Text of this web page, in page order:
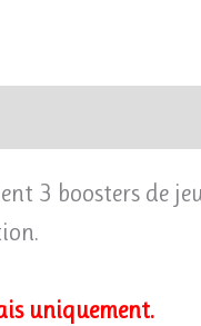
3 boosters de
uniquement.